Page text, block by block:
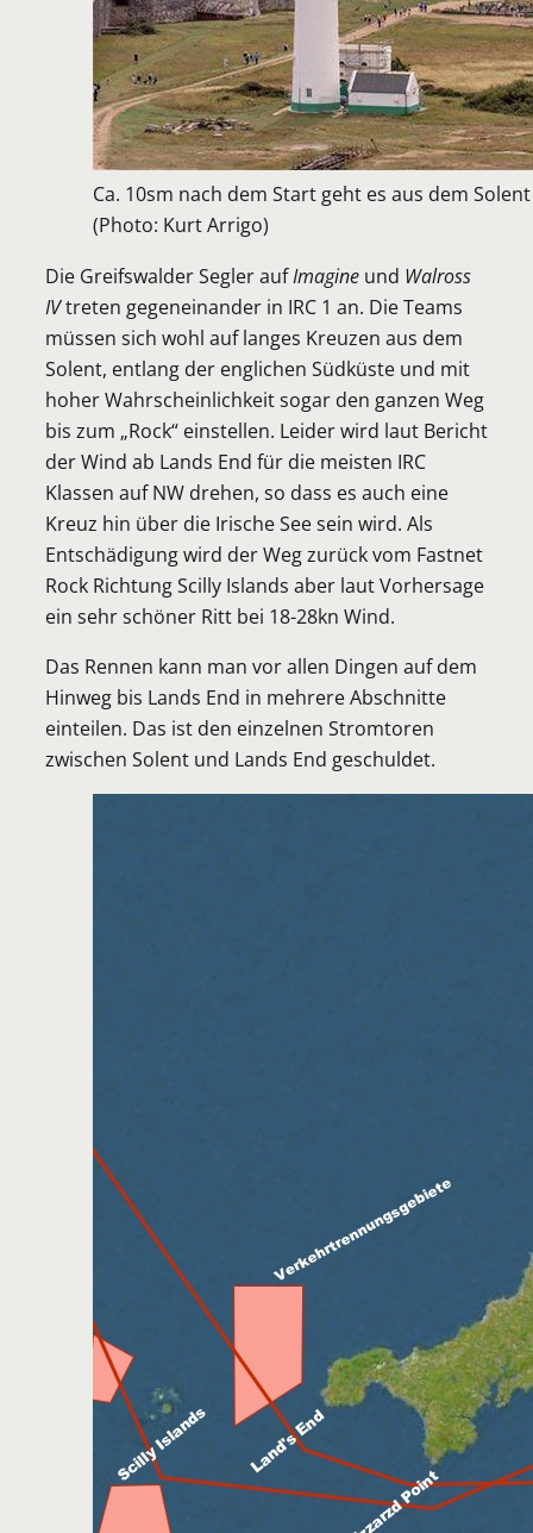
Ca. 10sm nach dem Start geht es aus dem
(Photo: Kurt Arrigo)
Die Greifswalder Segler aufImagine und Walross
IVtreten gegeneinander in IRC 1 an. Die Teams
müssen sich wohl auf langes Kreuzen aus dem
Solent, entlang der englichen Südküste und mit
hoher Wahrscheinlichkeit sogar den ganzen Weg
bis zum „Rock“ einstellen. Leider wird laut Bericht
der Wind ab Lands End für die meisten IRC
Klassen auf NW drehen, so dass es auch eine
Kreuz hin über die Irische See sein wird. Als
Entschädigung wird der Weg zurück vom Fastnet
Rock Richtung Scilly Islands aber laut Vorhersage
ein sehr schöner Ritt bei 18-28kn Wind.
Das Rennen kann man vor allen Dingen auf dem
Hinweg bis Lands End in mehrere Abschnitte
einteilen. Das ist den einzelnen Stromtoren
zwischen Solent und Lands End geschuldet.